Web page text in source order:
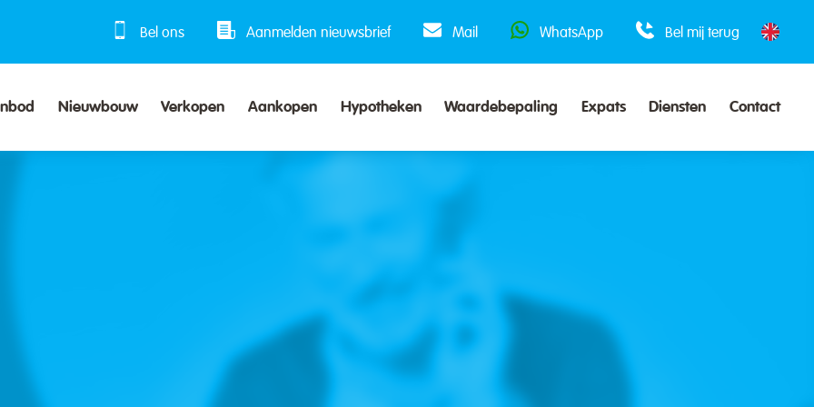
Bel ons Aanmelden nieuwsbrief Mail WhatsApp Bel mij terug
Nieuwbouw Verkopen Aankopen Hypotheken Waardebepaling Expats Diensten Contact